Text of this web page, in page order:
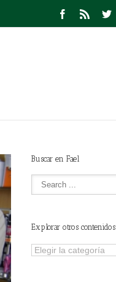
Buscar en Fael
Explorar otros contenidos
Explorar